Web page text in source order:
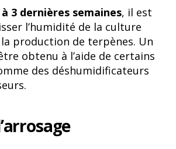
à 3 dernières semaines, il est
l’humidité de la culture
production de terpènes. Un
obtenu à l’aide de certains
des déshumidificateurs